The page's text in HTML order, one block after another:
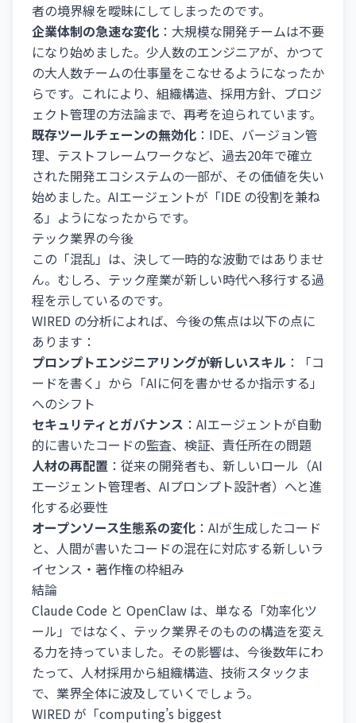
者の境界線を曖昧にしてしまったのです。
企業体制の急速な変化 ：大規模な開発チームは不要
になり始めました。少人数のエンジニアが、かつて
の大人数チームの仕事量をこなせるようになったか
らです。これにより、組織構造、採用方針、プロジ
ェクト管理の方法論まで、再考を迫られています。
既存ツールチェーンの無効化 ：IDE、バージョン管
理、テストフレームワークなど、過去20年で確立
された開発エコシステムの一部が、その価値を失い
始めました。AIエージェントが「IDE の役割を兼ね
る」ようになったからです。
テック業界の今後
この「混乱」は、決して一時的な波動ではありませ
ん。むしろ、テック産業が新しい時代へ移行する過
程を示しているのです。
WIRED の分析によれば、今後の焦点は以下の点に
あります：
プロンプトエンジニアリングが新しいスキル ：「コ
ードを書く」から「AIに何を書かせるか指示する」
へのシフト
セキュリティとガバナンス ：AIエージェントが自動
的に書いたコードの監査、検証、責任所在の問題
人材の再配置 ：従来の開発者も、新しいロール（AI
エージェント管理者、AIプロンプト設計者）へと進
化する必要性
オープンソース生態系の変化 ：AIが生成したコード
と、人間が書いたコードの混在に対応する新しいラ
イセンス・著作権の枠組み
結論
Claude Code と OpenClaw は、単なる「効率化ツ
ール」ではなく、テック業界そのものの構造を変え
る力を持っていました。その影響は、今後数年にわ
たって、人材採用から組織構造、技術スタックま
で、業界全体に波及していくでしょう。
WIRED が「computing’s biggest